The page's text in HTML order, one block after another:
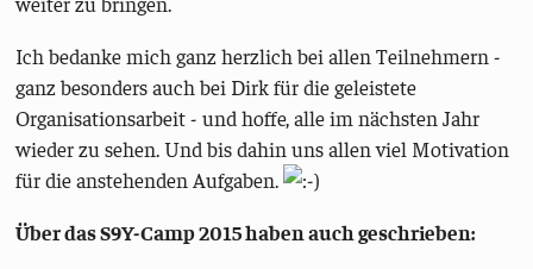
Ich bedanke mich ganz herzlich bei allen Teilnehmern -
ganz besonders auch bei Dirk für die geleistete
Organisationsarbeit - und hoffe, alle im nächsten Jahr
wieder zu sehen. Und bis dahin uns allen viel Motivation
für die anstehenden Aufgaben.
Über das S9Y-Camp 2015 haben auch geschrieben: